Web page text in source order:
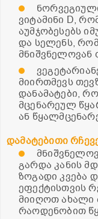
ვიტამინი D,
აუმჯობესებს
და სელენს,
მნიშვნელოვან
მიირთმევს
დანამატები,
მცენარეულ
ან
დამატებითი
გარდა კანის
ზოგადი კვება
ეფექტისთვის
მიიღოთ ახალი
რაოდენობით